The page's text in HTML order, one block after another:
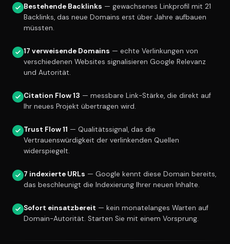
Bestehende Backlinks — gewachsenes Linkprofil mit 21
Backlinks, das neue Domains erst über Jahre aufbauen
müssten.
17 verweisende Domains — echte Verlinkungen von
verschiedenen Websites signalisieren Google Relevanz
und Autorität.
Citation Flow 13 — messbare Link-Stärke, die direkt auf
Ihr neues Projekt übertragen wird.
Trust Flow 11 — Qualitätssignal, das die
Vertrauenswürdigkeit der verlinkenden Quellen
widerspiegelt.
7 indexierte URLs — Google kennt diese Domain bereits,
das beschleunigt die Indexierung Ihrer neuen Inhalte.
Sofort einsatzbereit — kein monatelanges Warten auf
Domain-Autorität. Starten Sie mit einem Vorsprung.